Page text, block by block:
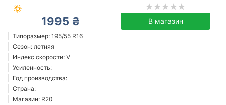
1995 ₴ В магазин
Типоразмер: 195/55 R16
Сезон: летняя
Индекс скорости: V
Усиленность:
Год производства:
Страна:
Магазин: R20